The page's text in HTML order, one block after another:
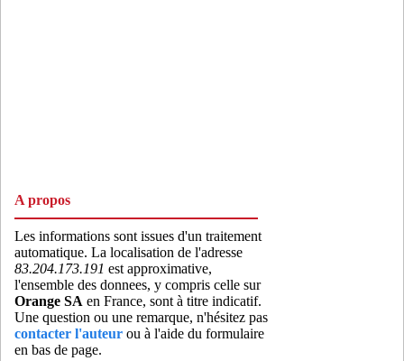
93050NLY
93051NSG- Noisy-le-Grand (19 km)
93051NYR- Noisy-le-Grand (19 km)
93051VLS
- Noisy-le-Grand (19 km)
93055VIL- Pantin (6 km)
93062RAI- Le Raincy (13 km)
93064RNY- Rosny-sous-Bois (12 km)
A propos
Les informations sont issues d'un traitement
automatique. La localisation de l'adresse
83.204.173.191 est approximative,
l'ensemble des donnees, y compris celle sur
Orange SA en France, sont à titre indicatif.
Une question ou une remarque, n'hésitez pas
contacter l'auteur ou à l'aide du formulaire
en bas de page.